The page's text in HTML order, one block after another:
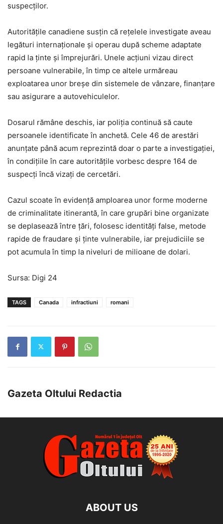
suspecților.
Autoritățile canadiene susțin că rețelele investigate aveau
legături internaționale și operau după scheme adaptate
rapid la ținte și împrejurări. Unele acțiuni vizau direct
persoane vulnerabile, în timp ce altele urmăreau
exploatarea unor breșe din sistemele de vânzare, finanțare
sau asigurare a autovehiculelor.
Dosarul rămâne deschis, iar poliția continuă să caute
persoanele identificate în anchetă. Cele 46 de arestări
anunțate până acum reprezintă doar o parte a investigației,
în condițiile în care autoritățile vorbesc despre 164 de
suspecți încă vizați de cercetări.
Cazul scoate în evidență amploarea unor forme moderne
de criminalitate itinerantă, în care grupări bine organizate
se deplasează între țări, folosesc identități false, metode
rapide de fraudare și ținte vulnerabile, iar prejudiciile se
pot acumula în timp la niveluri de milioane de dolari.
Sursa: Digi 24
TAGS Canada infractiuni romani
Gazeta Oltului Redactia
ABOUT US